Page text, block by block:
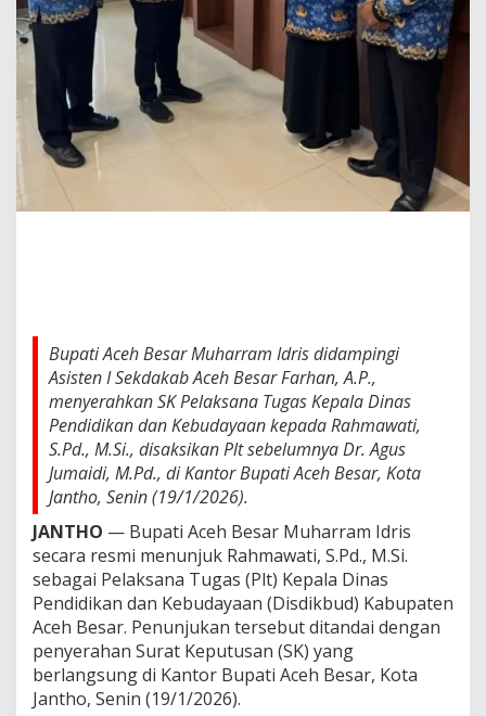
P
l
K
a
h
B
e
s
a
r
Bupati Aceh Besar Muharram Idris didampingi
Asisten I Sekdakab Aceh Besar Farhan, A.P.,
menyerahkan SK Pelaksana Tugas Kepala Dinas
Pendidikan dan Kebudayaan kepada Rahmawati,
S.Pd., M.Si., disaksikan Plt sebelumnya Dr. Agus
Jumaidi, M.Pd., di Kantor Bupati Aceh Besar, Kota
Jantho, Senin (19/1/2026).
JANTHO — Bupati Aceh Besar Muharram Idris
secara resmi menunjuk Rahmawati, S.Pd., M.Si.
sebagai Pelaksana Tugas (Plt) Kepala Dinas
Pendidikan dan Kebudayaan (Disdikbud) Kabupaten
Aceh Besar. Penunjukan tersebut ditandai dengan
penyerahan Surat Keputusan (SK) yang
berlangsung di Kantor Bupati Aceh Besar, Kota
Jantho, Senin (19/1/2026).